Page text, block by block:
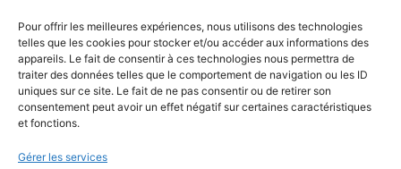
Pour offrir les meilleures expériences, nous utilisons des technologies
telles que les cookies pour stocker et/ou accéder aux informations des
appareils. Le fait de consentir à ces technologies nous permettra de
traiter des données telles que le comportement de navigation ou les ID
uniques sur ce site. Le fait de ne pas consentir ou de retirer son
consentement peut avoir un effet négatif sur certaines caractéristiques
et fonctions.
Gérer les services